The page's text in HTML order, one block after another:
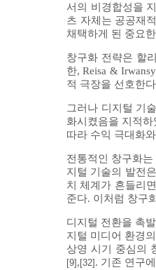
서의 비경합성을
츠 자체는 공공재
채택하게 된 중요
창구화 전략은 할
한, Reisa &
적 극장을 선호한
그러나 디지털 기
화시켰음을 지적하
따라 수익 극대화
전통적인 창구화
지털 기술의 발전
치 체계가 흔들리
준다. 이처럼 창구
디지털 전환을 촉
지털 미디어 환경
상영 시기 중심의
[9] , [32] . 기존 연구